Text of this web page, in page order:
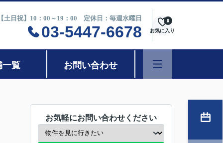
土日祝】10：00～19：00 定休日：毎週水曜日
03-5447-6678 お気に入り
0
一覧 お問い合わせ
お気軽にお問い合わせください